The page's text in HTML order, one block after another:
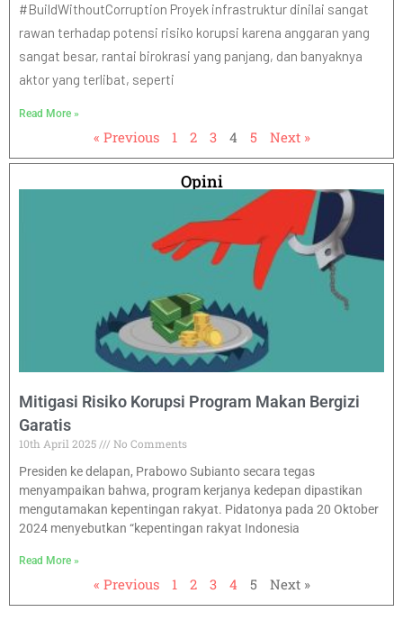
#BuildWithoutCorruption Proyek infrastruktur dinilai sangat
rawan terhadap potensi risiko korupsi karena anggaran yang
sangat besar, rantai birokrasi yang panjang, dan banyaknya
aktor yang terlibat, seperti
Read More »
« Previous 1 2 3 4 5 Next »
Opini
Mitigasi Risiko Korupsi Program Makan Bergizi
Garatis
10th April 2025
No Comments
Presiden ke delapan, Prabowo Subianto secara tegas
menyampaikan bahwa, program kerjanya kedepan dipastikan
mengutamakan kepentingan rakyat. Pidatonya pada 20 Oktober
2024 menyebutkan “kepentingan rakyat Indonesia
Read More »
« Previous 1 2 3 4 5 Next »